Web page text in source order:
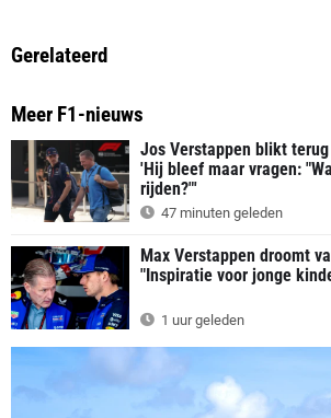
Gerelateerd
Meer F1-nieuws
Jos Verstappen blikt
'Hij bleef maar vragen:
rijden?"'
47 minuten geleden
Max Verstappen droomt
"Inspiratie voor jonge
1 uur geleden